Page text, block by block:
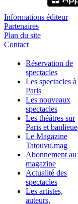
Informations éditeur
Partenaires
Plan du site
Contact
Réservation de
spectacles
Les spectacles à
Paris
Les nouveaux
spectacles
Les théâtres sur
Paris et banlieue
Le Magazine
Tatouvu.mag
Abonnement au
magazine
Actualité des
spectacles
Les artistes,
auteurs,